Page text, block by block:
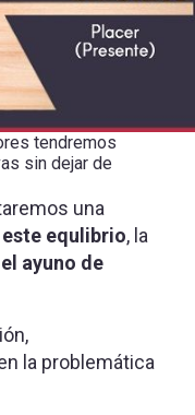
tendremos
sin dejar de
una
equlibrio, la
el ayuno de
la problemática